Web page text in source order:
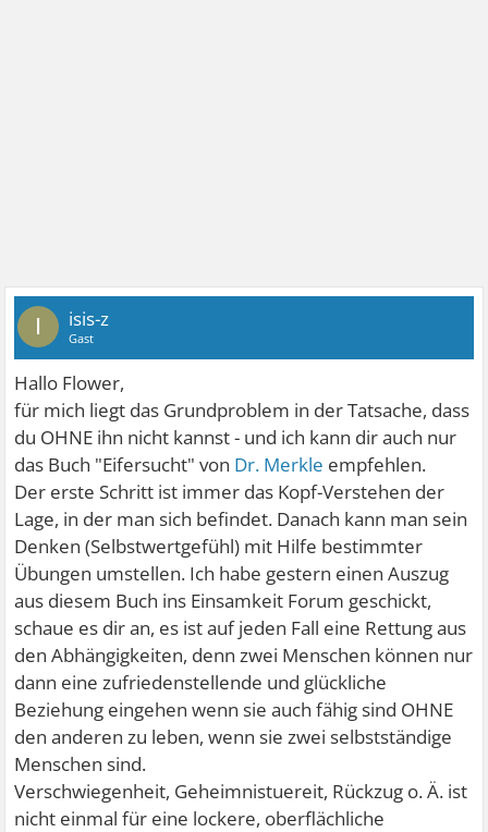
I isis-z
Gast
Hallo Flower,
für mich liegt das Grundproblem in der Tatsache, dass
du OHNE ihn nicht kannst - und ich kann dir auch nur
das Buch "Eifersucht" von Dr. Merkle empfehlen.
Der erste Schritt ist immer das Kopf-Verstehen der
Lage, in der man sich befindet. Danach kann man sein
Denken (Selbstwertgefühl) mit Hilfe bestimmter
Übungen umstellen. Ich habe gestern einen Auszug
aus diesem Buch ins Einsamkeit Forum geschickt,
schaue es dir an, es ist auf jeden Fall eine Rettung aus
den Abhängigkeiten, denn zwei Menschen können nur
dann eine zufriedenstellende und glückliche
Beziehung eingehen wenn sie auch fähig sind OHNE
den anderen zu leben, wenn sie zwei selbstständige
Menschen sind.
Verschwiegenheit, Geheimnistuereit, Rückzug o. Ä. ist
nicht einmal für eine lockere, oberflächliche